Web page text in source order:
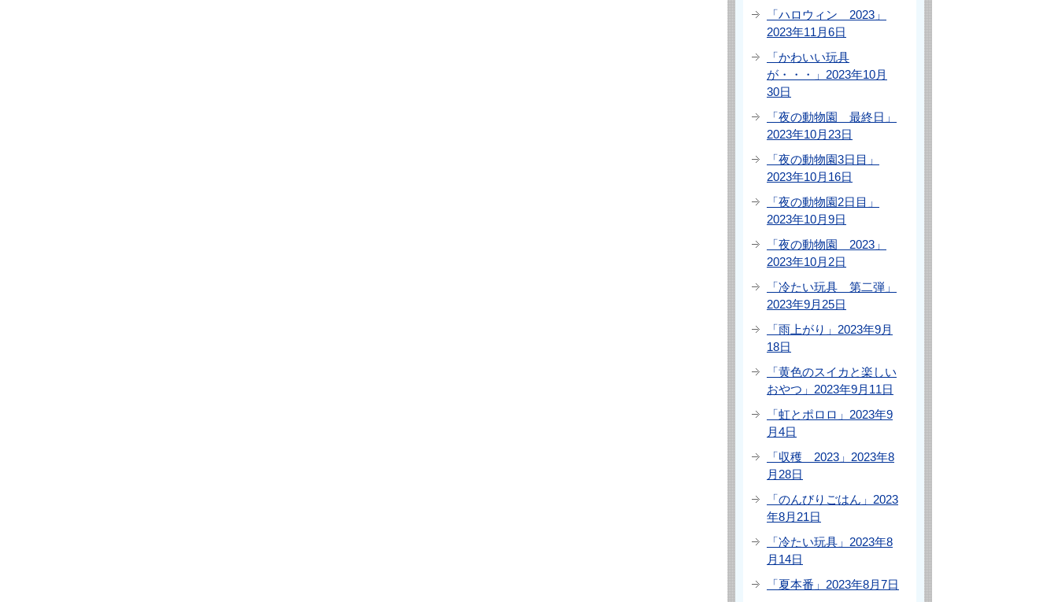
「ハロウィン 2023」
2023年11月6日
「かわいい玩具
が・・・」2023年10月
30日
「夜の動物園 最終日」
2023年10月23日
「夜の動物園3日目」
2023年10月16日
「夜の動物園2日目」
2023年10月9日
「夜の動物園 2023」
2023年10月2日
「冷たい玩具 第二弾」
2023年9月25日
「雨上がり」2023年9月
18日
「黄色のスイカと楽しい
おやつ」2023年9月11日
「虹とポロロ」2023年9
月4日
「収穫 2023」2023年8
月28日
「のんびりごはん」2023
年8月21日
「冷たい玩具」2023年8
月14日
「夏本番」2023年8月7日